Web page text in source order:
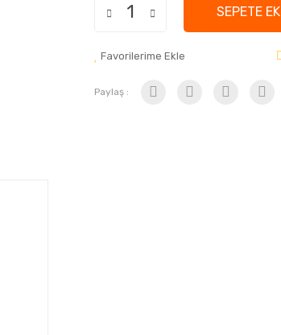
SEPETE
Favorilerime Ekle
Paylaş :